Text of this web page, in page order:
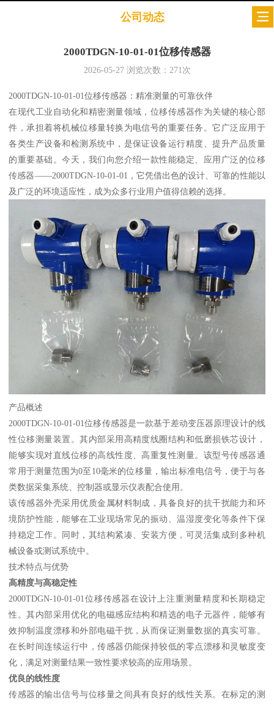
公司动态
2000TDGN-10-01-01位移传感器
2026-05-27浏览次数： 271次
2000TDGN-10-01-01位移传感器：精准测量的可靠伙伴
在现代工业自动化和精密测量领域，位移传感器作为关键的核心部
件，承担着将机械位移量转换为电信号的重要任务。它广泛应用于
各类生产设备和检测系统中，是保证设备运行精度、提升产品质量
的重要基础。今天，我们向您介绍一款性能稳定、应用广泛的位移
传感器——2000TDGN-10-01-01，它凭借出色的设计、可靠的性能以
及广泛的环境适应性，成为众多行业用户值得信赖的选择。
产品概述
2000TDGN-10-01-01位移传感器是一款基于差动变压器原理设计的线
性位移测量装置。其内部采用高精度线圈结构和低磨损铁芯设计，
能够实现对直线位移的高线性度、高重复性测量。该型号传感器通
常用于测量范围为0至10毫米的位移量，输出标准电信号，便于与各
类数据采集系统、控制器或显示仪表配合使用。
该传感器外壳采用优质金属材料制成，具备良好的抗干扰能力和环
境防护性能，能够在工业现场常见的振动、温湿度变化等条件下保
持稳定工作。同时，其结构紧凑、安装方便，可灵活集成到多种机
械设备或测试系统中。
技术特点与优势
高精度与高稳定性
2000TDGN-10-01-01位移传感器在设计上注重测量精度和长期稳定
性。其内部采用优化的电磁感应结构和精选的电子元器件，能够有
效抑制温度漂移和外部电磁干扰，从而保证测量数据的真实可靠。
在长时间连续运行中，传感器仍能保持较低的零点漂移和灵敏度变
化，满足对测量结果一致性要求较高的应用场景。
优良的线性度
传感器的输出信号与位移量之间具有良好的线性关系。在标定的测